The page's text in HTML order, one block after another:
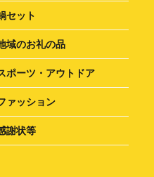
セット
域のお礼の品
ポーツ・アウトドア
ァッション
謝状等